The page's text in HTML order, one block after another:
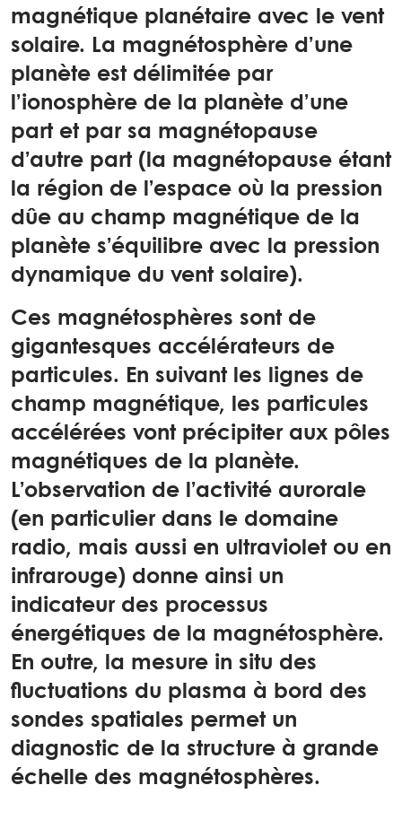
magnétique planétaire avec le vent
solaire. La magnétosphère d’une
planète est délimitée par
l’ionosphère de la planète d’une
part et par sa magnétopause
d’autre part (la magnétopause étant
la région de l’espace où la pression
dûe au champ magnétique de la
planète s’équilibre avec la pression
dynamique du vent solaire).
Ces magnétosphères sont de
gigantesques accélérateurs de
particules. En suivant les lignes de
champ magnétique, les particules
accélérées vont précipiter aux pôles
magnétiques de la planète.
L’observation de l’activité aurorale
(en particulier dans le domaine
radio, mais aussi en ultraviolet ou en
infrarouge) donne ainsi un
indicateur des processus
énergétiques de la magnétosphère.
En outre, la mesure in situ des
fluctuations du plasma à bord des
sondes spatiales permet un
diagnostic de la structure à grande
échelle des magnétosphères.